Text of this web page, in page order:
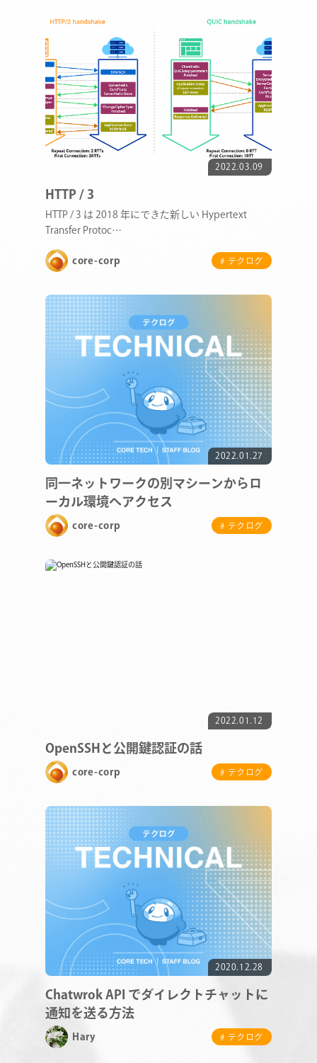
COMPANY
SERVICE
STAFF BLOG
NEWS
CONTACT
RECRUIT
2022.03.09
HTTP / 3
HTTP / 3 は 2018 年にできた新しい Hypertext
Transfer Protoc…
core-corp # テクログ
2022.01.27
同一ネットワークの別マシーンからロ
ーカル環境へアクセス
core-corp # テクログ
2022.01.12
OpenSSHと公開鍵認証の話
core-corp # テクログ
2020.12.28
Chatwrok API でダイレクトチャットに
通知を送る方法
Hary # テクログ